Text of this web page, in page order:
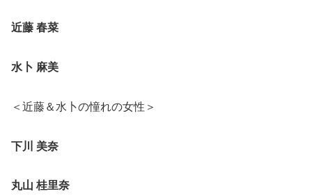
近藤 春菜
水卜 麻美
＜近藤＆水卜の憧れの女性＞
下川 美奈
丸山 桂里奈